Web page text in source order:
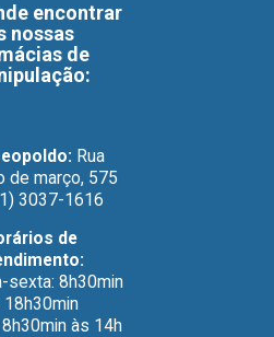
encontrar
nossas
de
:
Rua
de março, 575
3037-1616
de
sexta: 8h30min
18h30min
às 14h